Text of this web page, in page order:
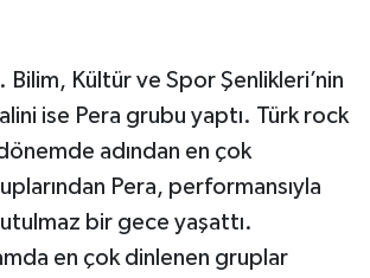
Bilim, Kültür ve Spor Şenlikleri’nin
ise Pera grubu yaptı. Türk rock
adından en çok
Pera, performansıyla
bir gece yaşattı.
en çok dinlenen gruplar